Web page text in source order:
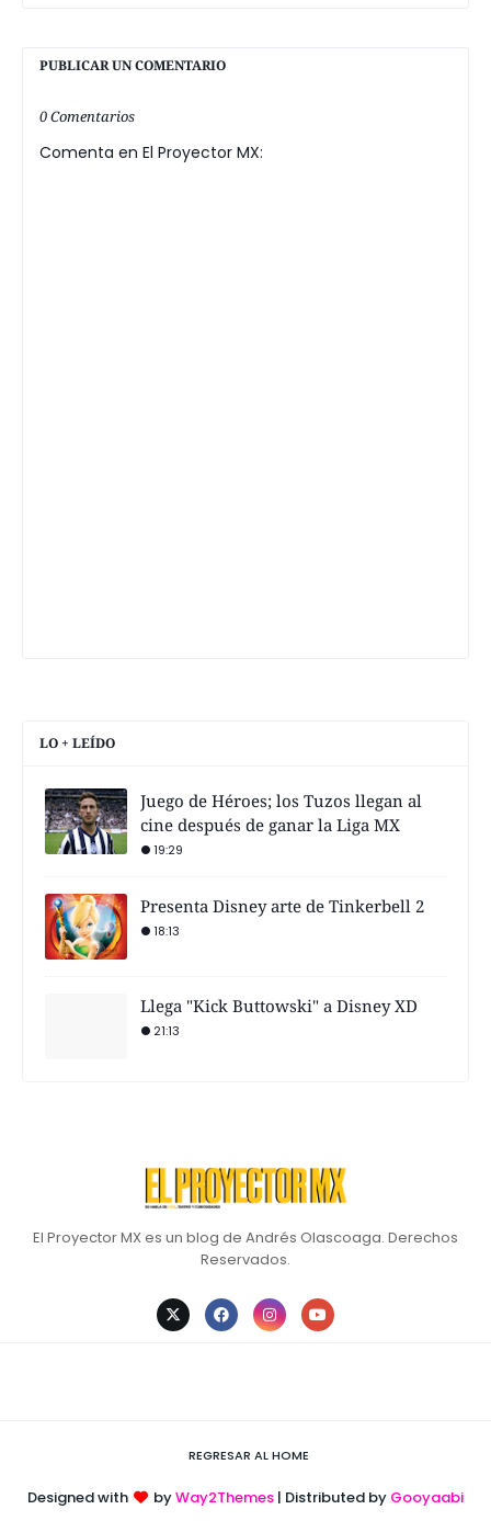
PUBLICAR UN COMENTARIO
0 Comentarios
Comenta en El Proyector MX:
LO + LEÍDO
Juego de Héroes; los Tuzos llegan al
cine después de ganar la Liga MX
19:29
Presenta Disney arte de Tinkerbell 2
18:13
Llega "Kick Buttowski" a Disney XD
21:13
El Proyector MX es un blog de Andrés Olascoaga. Derechos
Reservados.
REGRESAR AL HOME
Designed with byWay2Themes | Distributed by Gooyaabi